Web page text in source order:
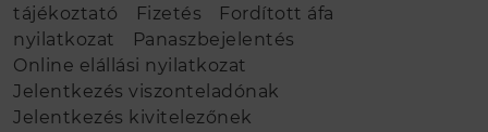
tájékoztató
Fizetés
Fordított áfa
nyilatkozat
Panaszbejelentés
Online elállási nyilatkozat
Jelentkezés viszonteladónak
Jelentkezés kivitelezőnek